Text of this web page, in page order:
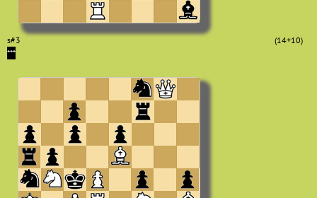
s#3
(14+10)
***